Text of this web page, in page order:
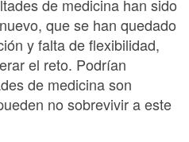
de medicina han sido
que se han quedado
y falta de flexibilidad,
el reto. Podrían
de medicina son
no sobrevivir a este